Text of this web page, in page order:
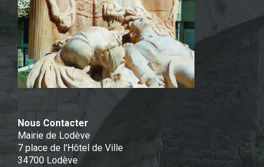
Nous Contacter
Mairie de Lodève
7 place de l'Hôtel de Ville
34700 Lodève